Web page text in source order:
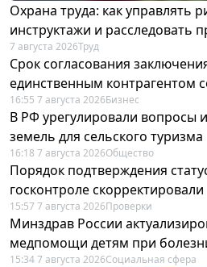
Охрана труда: как управлять
инструктажи и расследовать
7 августа 2026Труд
Срок согласования
единственным контрагентом
16:55 7 августа 2026Бизнес
В РФ урегулировали вопросы
земель для сельского туризма
16:18 7 августа 2026Общество
Порядок подтверждения
госконтроле скорректировали
15:57 7 августа 2026Проверки
Минздрав России
медпомощи детям при
15:34 7 августа 2026Социальная сфера